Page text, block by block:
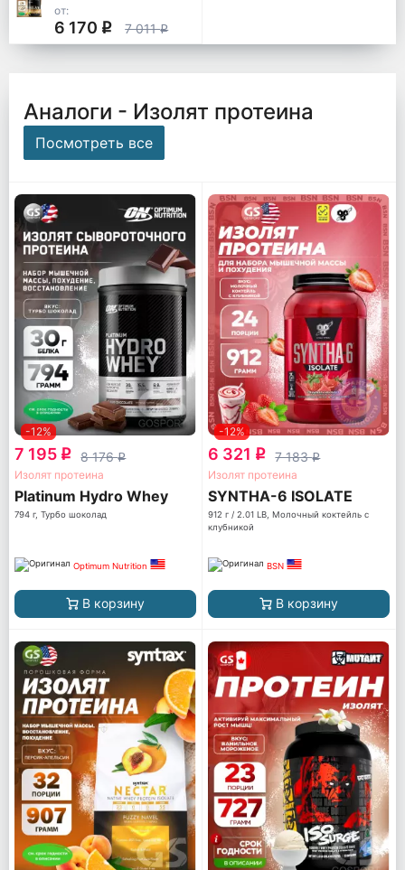
от:
6 170 q 7 011q
Аналоги - Изолят протеина
Посмотреть все
-12%
7 195 q 8 176q
Изолят протеина
Platinum Hydro Whey
794 г, Турбо шоколад
Optimum Nutrition
В корзину
-12%
6 321 q 7 183q
Изолят протеина
SYNTHA-6 ISOLATE
912 г / 2.01 LB, Молочный коктейль с
клубникой
BSN
В корзину